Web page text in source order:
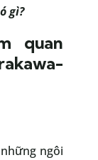
gì?
quan
ngôi